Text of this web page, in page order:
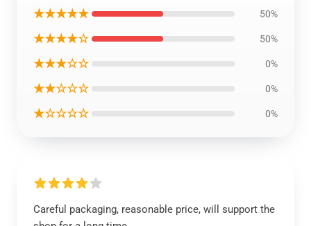
★★★★★ 50%
★★★★☆ 50%
★★★☆☆ 0%
★★☆☆☆ 0%
★☆☆☆☆ 0%
Careful packaging, reasonable price, will support the